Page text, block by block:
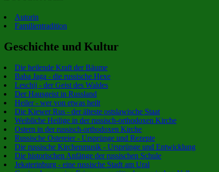
Autorin
Familientradition
Geschichte und Kultur
Die heilende Kraft der Bäume
Baba Jaga - die russische Hexe
Leschij - der Geist des Waldes
Der Hausgeist in Russland
Heiler - wer von etwas heilt
Die Kiewer Rus - der älteste ostslawische Staat
Weibliche Heilige in der russisch-orthodoxen Kirche
Ostern in der russisch-orthodoxen Kirche
Russische Ostereier - Ursprünge und Rezepte
Die russische Kirchenmusik - Ursprünge und Entwicklung
Die historischen Anfänge der russischen Schule
Jekaterinburg - eine russische Stadt am Ural